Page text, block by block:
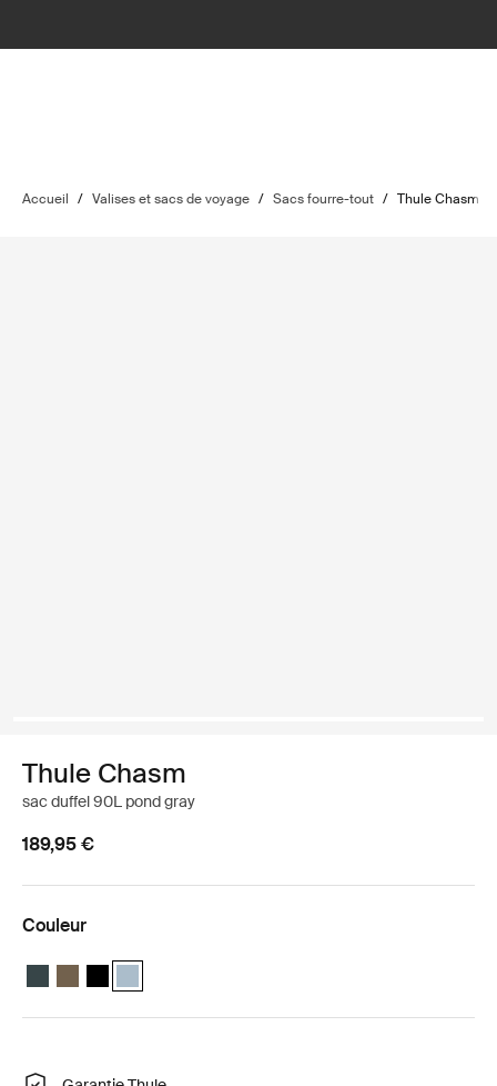
Accueil / Valises et sacs de voyage / Sacs fourre-tout / Thule Chasm
Thule Chasm
sac duffel 90L pond gray
189,95 €
Couleur
Thule Chasm 90L duffel Bleu le plus foncé
Thule Chasm 90L duffel Kaki rofond
Thule Chasm 90L duffel Noir
Thule Chasm 90L duffel Gris étang (selected)